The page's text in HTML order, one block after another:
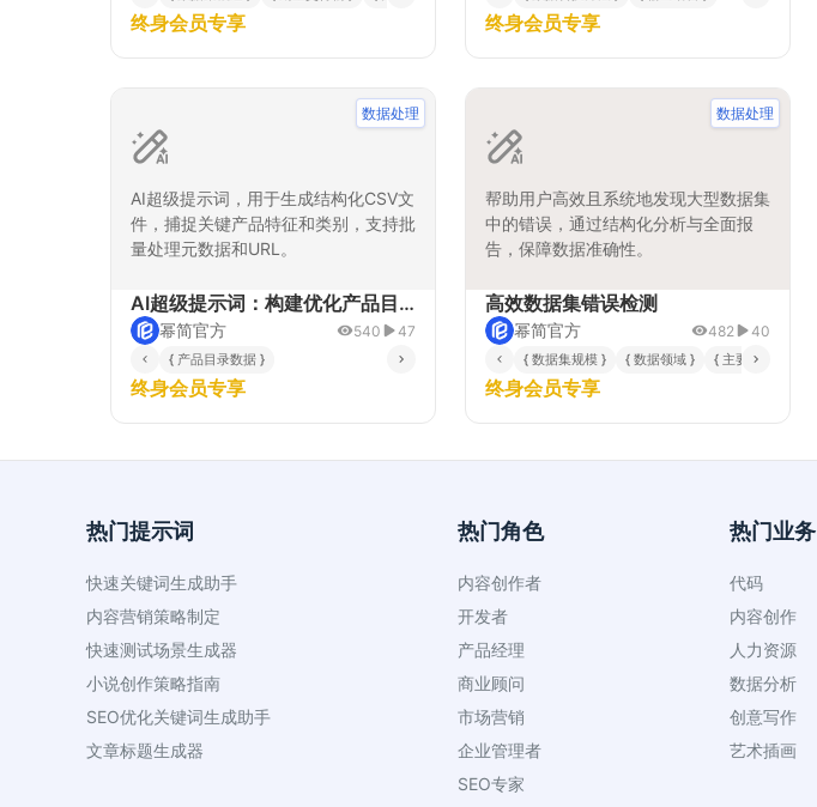
基于用户输入数据。
终身会员专享 终身会员专享
AI超级提示词，用于生成结构化CSV文
件，捕捉关键产品特征和类别，支持批
量处理元数据和URL。
数据处理
AI超级提示词：构建优化产品目录
幂简官方 540 47
{ 产品目录数据 }
终身会员专享
帮助用户高效且系统地发现大型数据集
中的错误，通过结构化分析与全面报
告，保障数据准确性。
数据处理
高效数据集错误检测
幂简官方 482 40
{ 数据集规模 } { 数据领域 } { 主要分析目标 }
终身会员专享
热门提示词
快速关键词生成助手
内容营销策略制定
快速测试场景生成器
小说创作策略指南
SEO优化关键词生成助手
文章标题生成器
热门角色
内容创作者
开发者
产品经理
商业顾问
市场营销
企业管理者
SEO专家
热门业务
代码
内容创作
人力资源
数据分析
创意写作
艺术插画